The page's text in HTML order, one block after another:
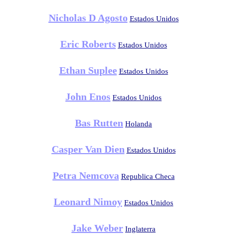
Nicholas D Agosto Estados Unidos
Eric Roberts Estados Unidos
Ethan Suplee Estados Unidos
John Enos Estados Unidos
Bas Rutten Holanda
Casper Van Dien Estados Unidos
Petra Nemcova Republica Checa
Leonard Nimoy Estados Unidos
Jake Weber Inglaterra